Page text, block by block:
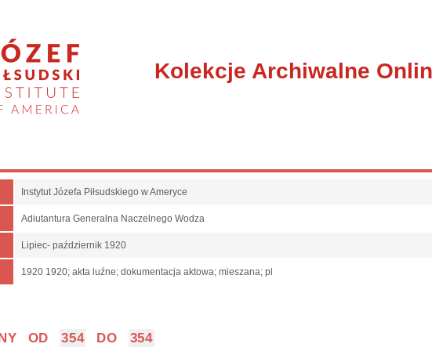
Kolekcje Archiwalne
Instytut Józefa Piłsudskiego w Ameryce
Adiutantura Generalna Naczelnego Wodza
Lipiec- październik 1920
1920 1920; akta luźne; dokumentacja aktowa; mieszana; pl
OD 354 DO 354